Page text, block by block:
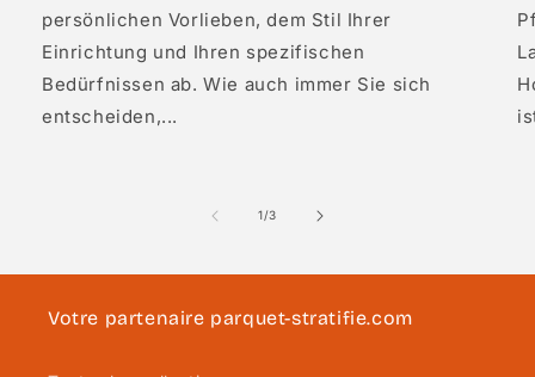
persönlichen Vorlieben, dem Stil Ihrer
Einrichtung und Ihren spezifischen
Bedürfnissen ab. Wie auch immer Sie sich
entscheiden,...
1/von
3
Votre partenaire parquet-stratifie.com